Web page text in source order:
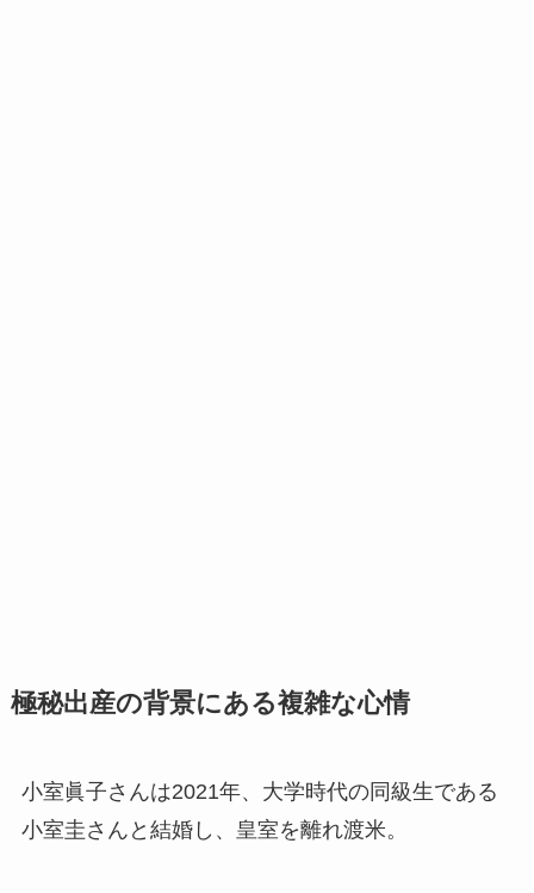
極秘出産の背景にある複雑な心情
小室眞子さんは2021年、大学時代の同級生である
小室圭さんと結婚し、皇室を離れ渡米。